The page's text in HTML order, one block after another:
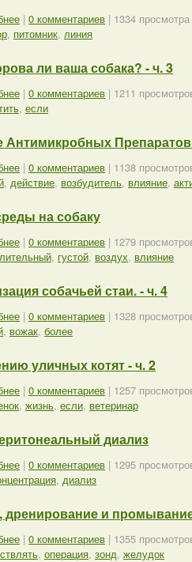
| 0 комментариев | 1334 просмотра
, питомник, линия
ли ваша собака? - ч. 3
| 0 комментариев | 1211
, если
Антимикробных Препаратов
| 0 комментариев | 1138
, действие, возбудитель, влияние,
на собаку
| 0 комментариев | 1279
, густой, воздух, влияние
собачьей стаи. - ч. 4
| 0 комментариев | 1328
, вожак, более
уличных котят - ч. 2
| 0 комментариев | 1257
, жизнь, если, ветеринар
диализ
| 0 комментариев | 1295
, диализ
дренирование и
| 0 комментариев | 1355
, операция, зонд, желудок